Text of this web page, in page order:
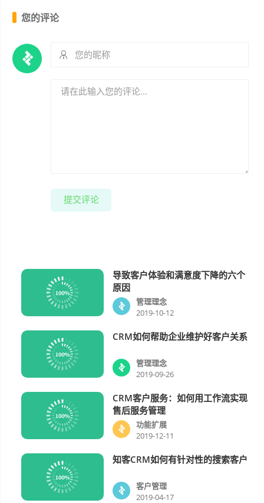
您的评论
提交评论
导致客户体验和满意度下降的六个
原因
管理理念
2019-10-12
CRM如何帮助企业维护好客户关系
管理理念
2019-09-26
CRM客户服务：如何用工作流实现
售后服务管理
功能扩展
2019-12-11
知客CRM如何有针对性的搜索客户
客户管理
2019-04-17